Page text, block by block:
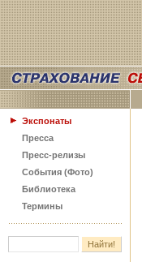
Экспонаты
Пресса
Пресс-релизы
События (Фото)
Библиотека
Термины